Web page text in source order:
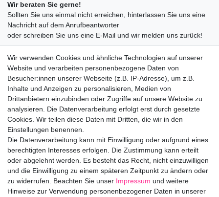
Wir beraten Sie gerne!
Sollten Sie uns einmal nicht erreichen, hinterlassen Sie uns eine
Nachricht auf dem Anrufbeantworter
oder schreiben Sie uns eine E-Mail und wir melden uns zurück!
info@bloomboxer.net
Montag bis Freitag 08:30-13:00 Uhr.
IHRE E-MAIL ADRESSE
Ceres::Template.mailFormHoneypotLabel
info@bloomboxer.net
Impressum Daten­schutz­erklärung AGB
Wir verwenden Cookies und ähnliche Technologien auf unserer
Website und verarbeiten personenbezogene Daten von
Besucher:innen unserer Webseite (z.B. IP-Adresse), um z.B.
Inhalte und Anzeigen zu personalisieren, Medien von
Drittanbietern einzubinden oder Zugriffe auf unsere Website zu
analysieren. Die Datenverarbeitung erfolgt erst durch gesetzte
Cookies. Wir teilen diese Daten mit Dritten, die wir in den
Einstellungen benennen.
Die Datenverarbeitung kann mit Einwilligung oder aufgrund eines
berechtigten Interesses erfolgen. Die Zustimmung kann erteilt
oder abgelehnt werden. Es besteht das Recht, nicht einzuwilligen
und die Einwilligung zu einem späteren Zeitpunkt zu ändern oder
zu widerrufen. Beachten Sie unser Impressum und weitere
Hinweise zur Verwendung personenbezogener Daten in unserer